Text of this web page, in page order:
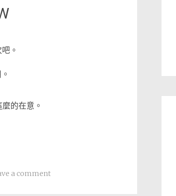
。
的在意。
a comment